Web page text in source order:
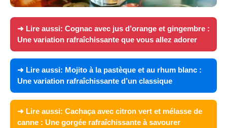
➜ Lire aussi: Cognac avec jus d’orange et gingembre :
Une variation rafraîchissante que vous allez adorer
➜ Lire aussi: Mojito à la pastèque et au rhum blanc :
Une variation rafraîchissante d’un classique
➜ Lire aussi: Cachaça avec citron vert et mélasse de
canne : Une gorgée rafraîchissante à savourer